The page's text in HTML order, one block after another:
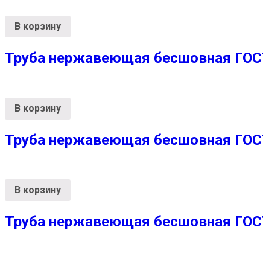
В корзину
Труба нержавеющая бесшовная
В корзину
Труба нержавеющая бесшовная
В корзину
Труба нержавеющая бесшовная